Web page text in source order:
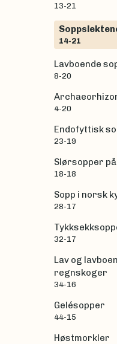
13-21
14-21
Lavboende
8-20
4-20
Endofyttisk
23-19
Slørsopper
18-18
Sopp i norsk
28-17
32-17
Lav og
regnskoger
34-16
Gelésopper
44-15
Høstmorkler